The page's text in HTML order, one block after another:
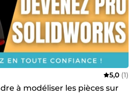
5,0 (1)
à modéliser les pièces sur